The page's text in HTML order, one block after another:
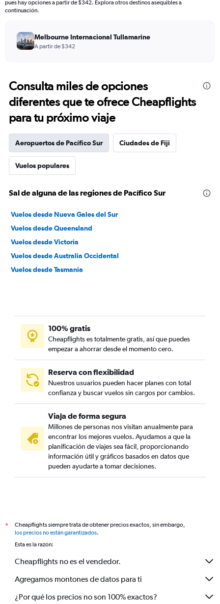
pues hay opciones a partir de $342. Explora otros destinos asequibles a
continuación.
Melbourne Internacional Tullamarine
A partir de $342
Consulta miles de opciones
diferentes que te ofrece Cheapflights
para tu próximo viaje
Aeropuertos de Pacífico Sur Ciudades de Fiji
Vuelos populares
Sal de alguna de las regiones de Pacífico Sur
Vuelos desde Nueva Gales del Sur
Vuelos desde Queensland
Vuelos desde Victoria
Vuelos desde Australia Occidental
Vuelos desde Tasmania
100% gratis
Cheapflights es totalmente gratis, así que puedes
empezar a ahorrar desde el momento cero.
Reserva con flexibilidad
Nuestros usuarios pueden hacer planes con total
confianza y buscar vuelos sin cargos por cambios.
Viaja de forma segura
Millones de personas nos visitan anualmente para
encontrar los mejores vuelos. Ayudamos a que la
planificación de viajes sea fácil, proporcionando
información útil y gráficos basados en datos que
pueden ayudarte a tomar decisiones.
*
Cheapflights siempre trata de obtener precios exactos, sin embargo,
los precios no están garantizados.
Esta es la razón:
Cheapflights no es el vendedor.
Agregamos montones de datos para ti
¿Por qué los precios no son 100% exactos?